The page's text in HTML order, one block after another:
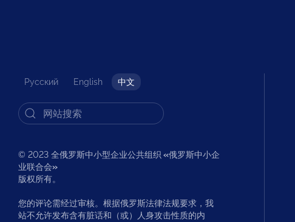
Русский English 中文
© 2023 全俄罗斯中小型企业公共组织 «俄罗斯中小企
业联合会»
版权所有。
您的评论需经过审核。根据俄罗斯法律法规要求，我
站不允许发布含有脏话和（或）人身攻击性质的内